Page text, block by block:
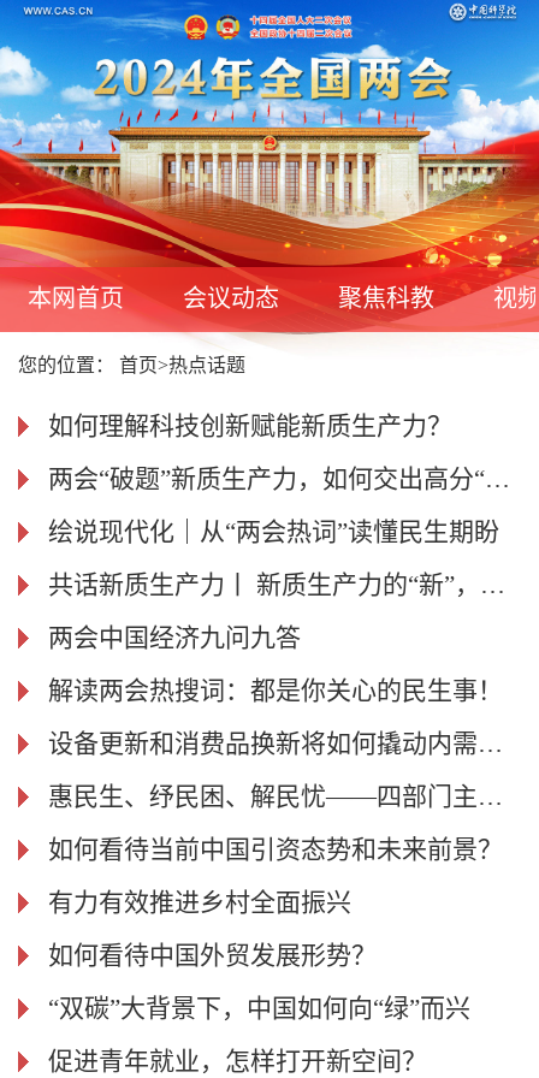
本网首页 会议动态 聚焦科教 视
您的位置： 首页>热点话题
如何理解科技创新赋能新质生产力？
两会“破题”新质生产力，如何交出高分“答卷”？
绘说现代化｜从“两会热词”读懂民生期盼
共话新质生产力丨 新质生产力的“新”，关键在何处？
两会中国经济九问九答
解读两会热搜词：都是你关心的民生事！
设备更新和消费品换新将如何撬动内需大市场？——两会中国经济问答之九
惠民生、纾民困、解民忧——四部门主要负责人回应民生热点问题
如何看待当前中国引资态势和未来前景？
有力有效推进乡村全面振兴
如何看待中国外贸发展形势？
“双碳”大背景下，中国如何向“绿”而兴
促进青年就业，怎样打开新空间？